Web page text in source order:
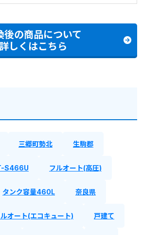
後の商品について
詳しくはこちら
三郷町勢北 生駒郡
S466U フルオート(高圧)
タンク容量460L 奈良県
オート(エコキュート) 戸建て